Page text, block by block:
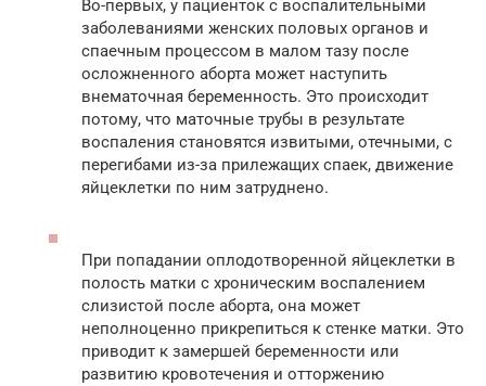
Во-первых, у пациенток с воспалительными
заболеваниями женских половых органов и
спаечным процессом в малом тазу после
осложненного аборта может наступить
внематочная беременность. Это происходит
потому, что маточные трубы в результате
воспаления становятся извитыми, отечными, с
перегибами из-за прилежащих спаек, движение
яйцеклетки по ним затруднено.
При попадании оплодотворенной яйцеклетки в
полость матки с хроническим воспалением
слизистой после аборта, она может
неполноценно прикрепиться к стенке матки. Это
приводит к замершей беременности или
развитию кровотечения и отторжению